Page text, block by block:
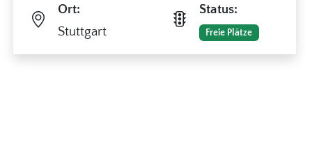
Ort:
Stuttgart
Status:
Freie Plätze